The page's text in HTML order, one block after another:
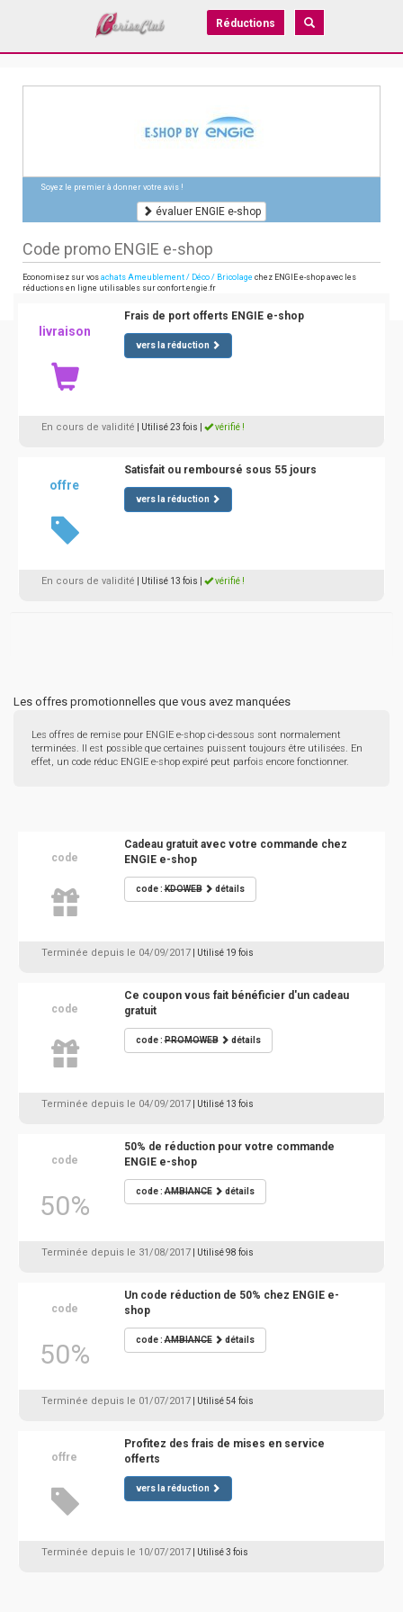
Réductions
Soyez le premier à donner votre avis !
évaluer ENGIE e-shop
Code promo ENGIE e-shop
Economisez sur vos achats Ameublement / Déco / Bricolage chez ENGIE e-shop avec les
réductions en ligne utilisables sur confort.engie.fr
livraison
Frais de port offerts ENGIE e-shop
vers la réduction
En cours de validité | Utilisé 23 fois vérifié !
offre
Satisfait ou remboursé sous 55 jours
vers la réduction
En cours de validité | Utilisé 13 fois vérifié !
Les offres promotionnelles que vous avez manquées
Les offres de remise pour ENGIE e-shop ci-dessous sont normalement
terminées. Il est possible que certaines puissent toujours être utilisées. En
effet, un code réduc ENGIE e-shop expiré peut parfois encore fonctionner.
code
Cadeau gratuit avec votre commande chez
ENGIE e-shop
code :KDOWEB détails
Terminée depuis le 04/09/2017 | Utilisé 19 fois
code
Ce coupon vous fait bénéficier d'un cadeau
gratuit
code :PROMOWEB détails
Terminée depuis le 04/09/2017 | Utilisé 13 fois
code
50%
50% de réduction pour votre commande
ENGIE e-shop
code :AMBIANCE détails
Terminée depuis le 31/08/2017 | Utilisé 98 fois
code
50%
Un code réduction de 50% chez ENGIE e-
shop
code :AMBIANCE détails
Terminée depuis le 01/07/2017 | Utilisé 54 fois
offre
Profitez des frais de mises en service
offerts
vers la réduction
Terminée depuis le 10/07/2017 | Utilisé 3 fois